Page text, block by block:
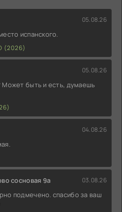
05.08.26
испанского.
(2026)
05.08.26
Может быть и есть, думаешь
04.08.26
сосновая 9а 03.08.26
подмечено. спасибо за ваш